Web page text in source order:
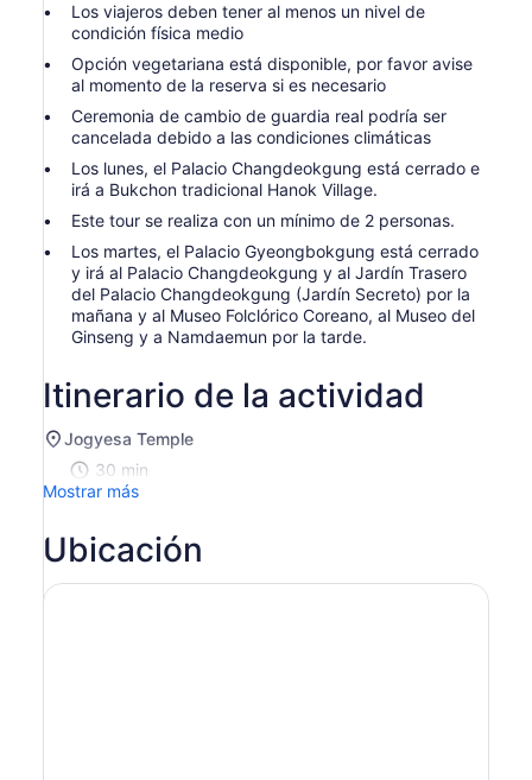
Los viajeros deben tener al menos un nivel de
condición física medio
Opción vegetariana está disponible, por favor avise
al momento de la reserva si es necesario
Ceremonia de cambio de guardia real podría ser
cancelada debido a las condiciones climáticas
Los lunes, el Palacio Changdeokgung está cerrado e
irá a Bukchon tradicional Hanok Village.
Este tour se realiza con un mínimo de 2 personas.
Los martes, el Palacio Gyeongbokgung está cerrado
y irá al Palacio Changdeokgung y al Jardín Trasero
del Palacio Changdeokgung (Jardín Secreto) por la
mañana y al Museo Folclórico Coreano, al Museo del
Ginseng y a Namdaemun por la tarde.
Itinerario de la actividad
Jogyesa Temple
30 min
Mostrar más
Ubicación